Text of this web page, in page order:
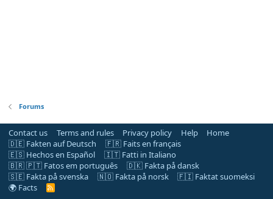
Forums
Contact us Terms and rules Privacy policy Help
Home
🇩🇪 Fakten auf Deutsch
🇫🇷 Faits en français
🇪🇸 Hechos en Español
🇮🇹 Fatti in Italiano
🇧🇷 🇵🇹 Fatos em português
🇩🇰 Fakta på dansk
🇸🇪 Fakta på svenska
🇳🇴 Fakta på norsk
🇫🇮 Faktat suomeksi
🌍 Facts
R